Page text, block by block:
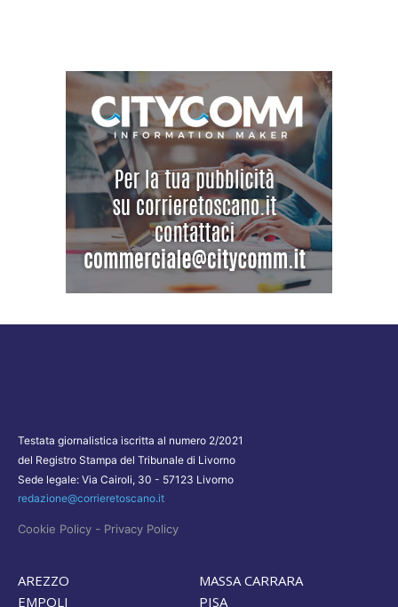
Testata giornalistica iscritta al numero 2/2021
del Registro Stampa del Tribunale di Livorno
Sede legale: Via Cairoli, 30 - 57123 Livorno
redazione@corrieretoscano.it
Cookie Policy - Privacy Policy
AREZZO
EMPOLI
MASSA CARRARA
PISA